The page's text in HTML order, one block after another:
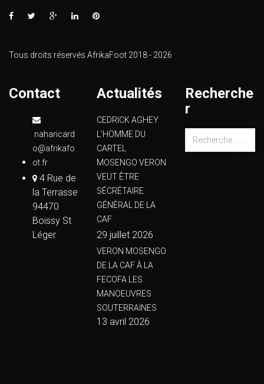
Tous droits réservés AfrikaFoot 2018 - 2026
Contact
naharicard
o@afrikafo
ot.fr
4 Rue de
la Terrasse
94470
Boissy St
Léger
Actualités
CEDRICK AGHEY
L’HOMME DU
CARTEL
MOSENGO VERON
VEUT ÊTRE
SÉCRÉTAIRE
GÉNÉRAL DE LA
CAF
29 juillet 2026
VERON MOSENGO
DE LA CAF À LA
FECOFA LES
MANOEUVRES
SOUTERRAINES
13 avril 2026
Recherche
r